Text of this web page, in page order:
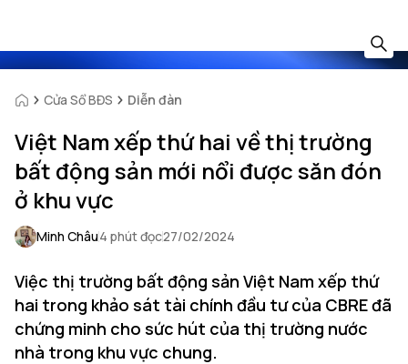
Cửa Sổ BĐS Diễn đàn
Việt Nam xếp thứ hai về thị trường
bất động sản mới nổi được săn đón
ở khu vực
Minh Châu4 phút đọc27/02/2024
Việc thị trường bất động sản Việt Nam xếp thứ
hai trong khảo sát tài chính đầu tư của CBRE đã
chứng minh cho sức hút của thị trường nước
nhà trong khu vực chung.